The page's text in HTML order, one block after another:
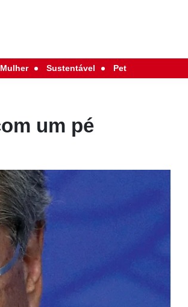
Mulher Sustentável Pet
um pé